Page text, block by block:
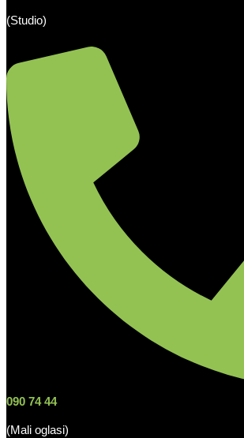
(Studio)
090 74 44
(Mali oglasi)